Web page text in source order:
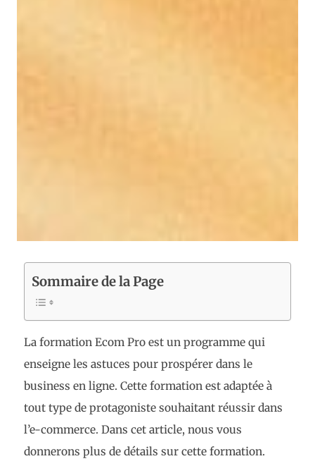
Sommaire de la Page
La formation Ecom Pro est un programme qui
enseigne les astuces pour prospérer dans le
business en ligne. Cette formation est adaptée à
tout type de protagoniste souhaitant réussir dans
l’e-commerce. Dans cet article, nous vous
donnerons plus de détails sur cette formation.